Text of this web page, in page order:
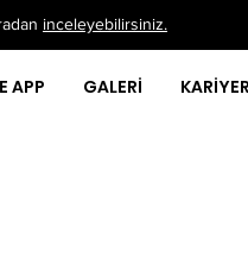
inceleyebilirsiniz.
APP GALERİ KARİYER